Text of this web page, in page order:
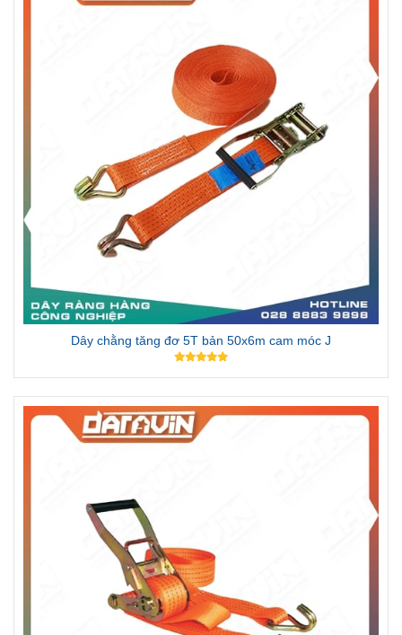
Dây chằng tăng đơ 5T bản 50x6m cam móc J